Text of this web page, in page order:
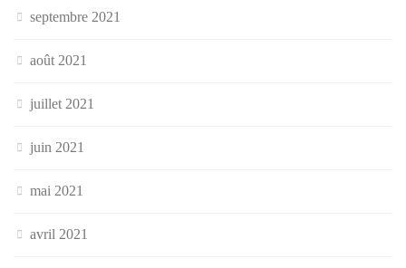
septembre 2021
août 2021
juillet 2021
juin 2021
mai 2021
avril 2021